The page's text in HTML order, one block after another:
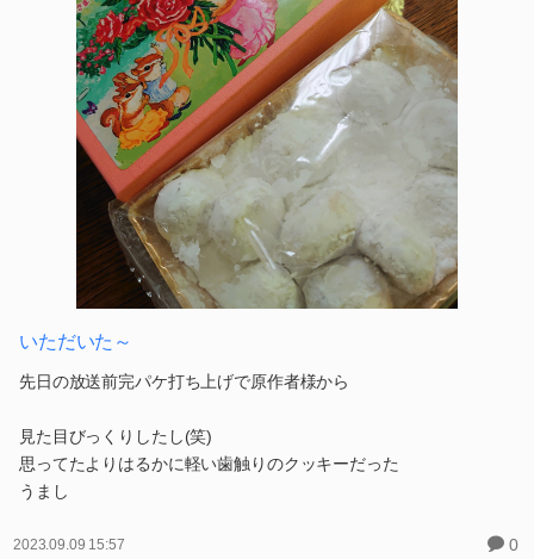
いただいた～
先日の放送前完パケ打ち上げで原作者様から
見た目びっくりしたし(笑)
思ってたよりはるかに軽い歯触りのクッキーだった
うまし
2023.09.09 15:57 0